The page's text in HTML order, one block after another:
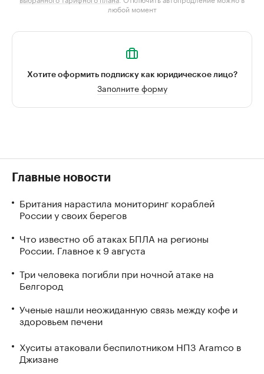
любой момент
Хотите оформить подписку как юридическое лицо?
Заполните форму
Главные новости
Британия нарастила мониторинг кораблей
России у своих берегов
Что известно об атаках БПЛА на регионы
России. Главное к 9 августа
Три человека погибли при ночной атаке на
Белгород
Ученые нашли неожиданную связь между кофе и
здоровьем печени
Хуситы атаковали беспилотником НПЗ Aramco в
Джизане